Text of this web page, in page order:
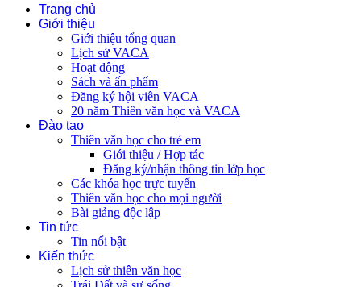
Trang chủ
Giới thiệu
Giới thiệu tổng quan
Lịch sử VACA
Hoạt động
Sách và ấn phẩm
Đăng ký hội viên VACA
20 năm Thiên văn học và VACA
Đào tạo
Thiên văn học cho trẻ em
Giới thiệu / Hợp tác
Đăng ký/nhận thông tin lớp học
Các khóa học trực tuyến
Thiên văn học cho mọi người
Bài giảng độc lập
Tin tức
Tin nổi bật
Kiến thức
Lịch sử thiên văn học